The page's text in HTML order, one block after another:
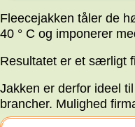
Fleecejakken tåler de
40 ° C og imponerer
Resultatet er et særligt
Jakken er derfor ideel
brancher. Mulighed